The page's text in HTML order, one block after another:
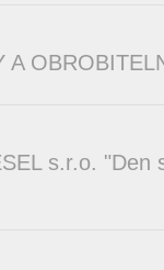
A
s.r.o. "Den